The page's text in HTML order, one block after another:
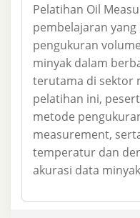
Pelatihan Oil
pembelajaran
pengukuran
minyak dalam
terutama di sektor
pelatihan ini,
metode
measurement,
temperatur dan
akurasi data